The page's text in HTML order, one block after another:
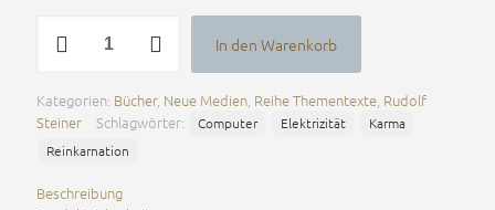
elektronische
die
Entwicklung
der
Menge
In den Warenkorb
Alternative:
Kategorien: Bücher, Neue Medien Reihe Thementexte Rudolf
Steiner
Schlagwörter: Computer Elektrizität
Karma
Reinkarnation
Beschreibung